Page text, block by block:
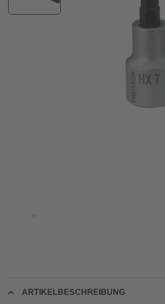
ARTIKELBESCHREIBUNG